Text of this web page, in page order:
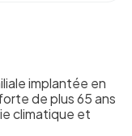
implantée en
de plus 65 ans
climatique et